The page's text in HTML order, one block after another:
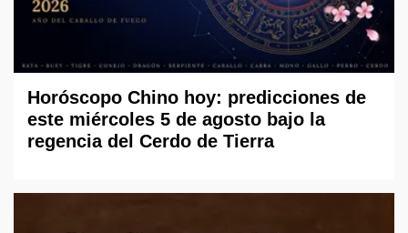
Horóscopo Chino hoy: predicciones de
este miércoles 5 de agosto bajo la
regencia del Cerdo de Tierra